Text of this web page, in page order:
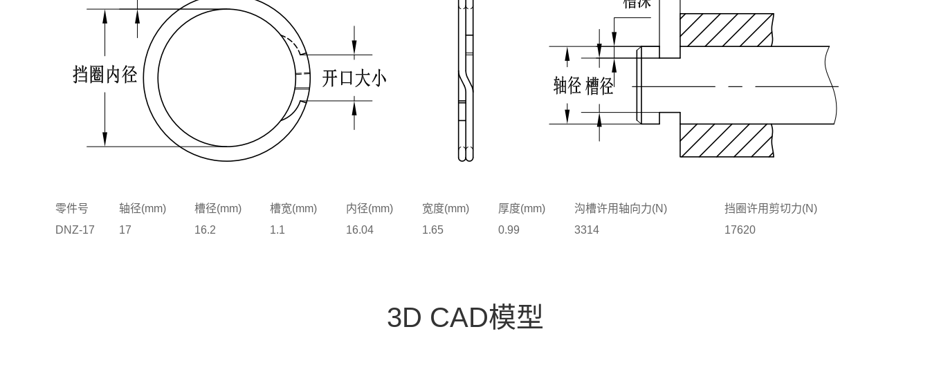
零件号 轴径(mm) 槽径(mm) 槽宽(mm) 内径(mm) 宽度(mm) 厚度(mm) 沟槽许用轴向力(N)
挡圈许用剪切力(N)
DNZ-17
17 16.2 1.1 16.04 1.65 0.99 3314 17620
3D CAD模型